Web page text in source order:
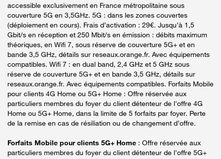
accessible exclusivement en France métropolitaine sous
couverture 5G en 3,5GHz. 5G : dans les zones couvertes
(déploiement en cours). Frais d’activation : 29€. Jusqu’à 1,5
Gbit/s en réception et 250 Mbit/s en émission : débits maximum
théoriques, en Wifi 7, sous réserve de couverture 5G+ et en
bande 3,5 GHz, détails sur reseaux.orange.fr. Avec équipements
compatibles. Wifi 7 : en dual band, 2,4 GHz et 5 GHz sous
réserve de couverture 5G+ et en bande 3,5 GHz, détails sur
reseaux.orange.fr. Avec équipements compatibles. Forfaits Mobile
pour clients 4G Home ou 5G+ Home : Offre réservée aux
particuliers membres du foyer du client détenteur de l'offre 4G
Home ou 5G+ Home, dans la limite de 5 forfaits par foyer. Perte
de la remise en cas de résiliation ou de changement d’offre.
Forfaits Mobile pour clients 5G+ Home : Offre réservée aux
particuliers membres du foyer du client détenteur de l'offre 5G+